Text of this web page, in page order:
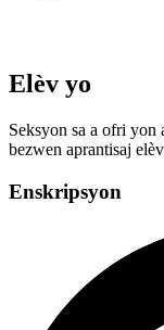
Elèv yo
Seksyon sa a ofri yon
bezwen aprantisaj
Enskripsyon